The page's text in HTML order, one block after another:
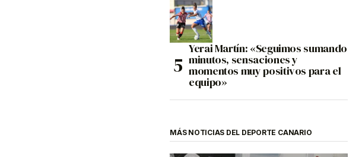
Yerai Martín: «Seguimos sumando
minutos, sensaciones y
momentos muy positivos para el
equipo»
MÁS NOTICIAS DEL DEPORTE CANARIO